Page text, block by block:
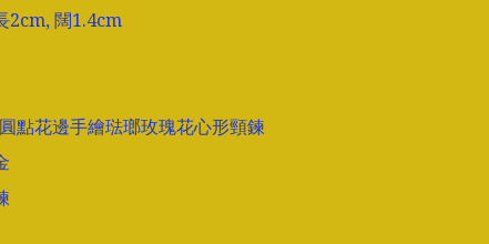
2cm, 闊1.4cm
點花邊手繪琺瑯玫瑰花心形頸鍊